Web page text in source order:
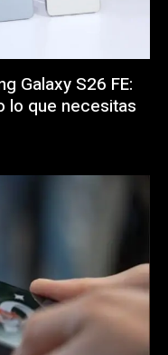
Galaxy S26 FE:
lo que necesitas